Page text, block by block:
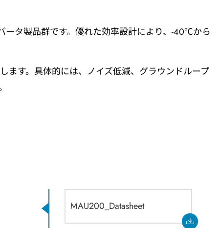
ータ製品群です。優れた効率設計により、-40℃から
ます。具体的には、ノイズ低減、グラウンドループ
MAU200_Datasheet